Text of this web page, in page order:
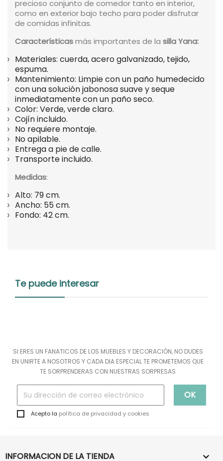
precioso conjunto de comedor tanto en interior,
como en exterior bajo techo para poder disfrutar
de comidas infinitas.
Característicasmás importantes de la silla Yana:
Materiales: cuerda, acero galvanizado, tejido,
espuma.
Mantenimiento: Limpie con un paño humedecido
con una solución jabonosa suave y seque
inmediatamente con un paño seco.
Color: Verde, verde claro.
Cojín incluido.
No requiere montaje.
No apilable.
Entrega a pie de calle.
Transporte incluido.
Medidas:
Alto: 79 cm.
Ancho: 55 cm.
Fondo: 42 cm.
Te puede interesar
SI ERES UN FANATICOS DE LOS MUEBLES Y DECORACIÓN, NO DUDES
EN UNIRTE A NOSOTROS Y CADA DIA ESPECIAL TE PROMETEMOS QUE
TE SORPRENDERAS CON NUESTRAS SORPRESAS
Acepto la política de privacidad y cookies
INFORMACION DE LA TIENDA 